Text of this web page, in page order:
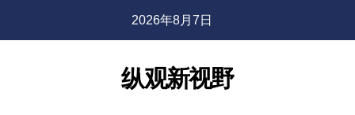
2026年8月7日
纵观新视野